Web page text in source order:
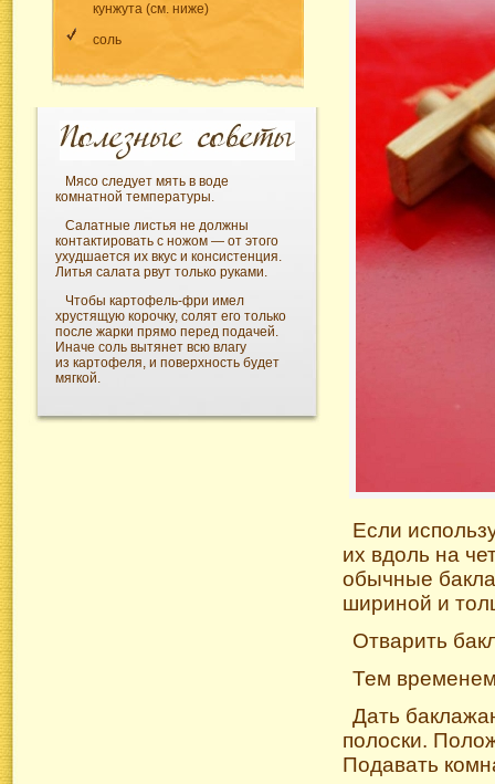
кунжута (см. ниже)
соль
Мясо следует мять в воде
комнатной температуры.
Салатные листья не должны
контактировать с ножом — от этого
ухудшается их вкус и консистенция.
Литья салата рвут только руками.
Чтобы картофель-фри имел
хрустящую корочку, солят его только
после жарки прямо перед подачей.
Иначе соль вытянет всю влагу
из картофеля, и поверхность будет
мягкой.
Если
их вдоль на
обычные
шириной и
Отварить
Тем
Дать
полоски.
Подавать